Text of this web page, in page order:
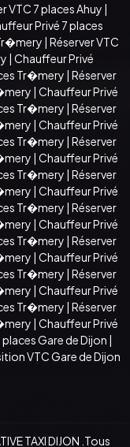
VTC 7 places Ahuy |
Privé 7 places
| Réserver VTC
| Chauffeur Privé
Tr�mery | Réserver
| Chauffeur Privé
Tr�mery | Réserver
| Chauffeur Privé
Tr�mery | Réserver
| Chauffeur Privé
Tr�mery | Réserver
| Chauffeur Privé
Tr�mery | Réserver
| Chauffeur Privé
Tr�mery | Réserver
| Chauffeur Privé
Tr�mery | Réserver
| Chauffeur Privé
Tr�mery | Réserver
| Chauffeur Privé
places Gare de Dijon |
VTC Gare de Dijon
TAXI DIJON .Tous